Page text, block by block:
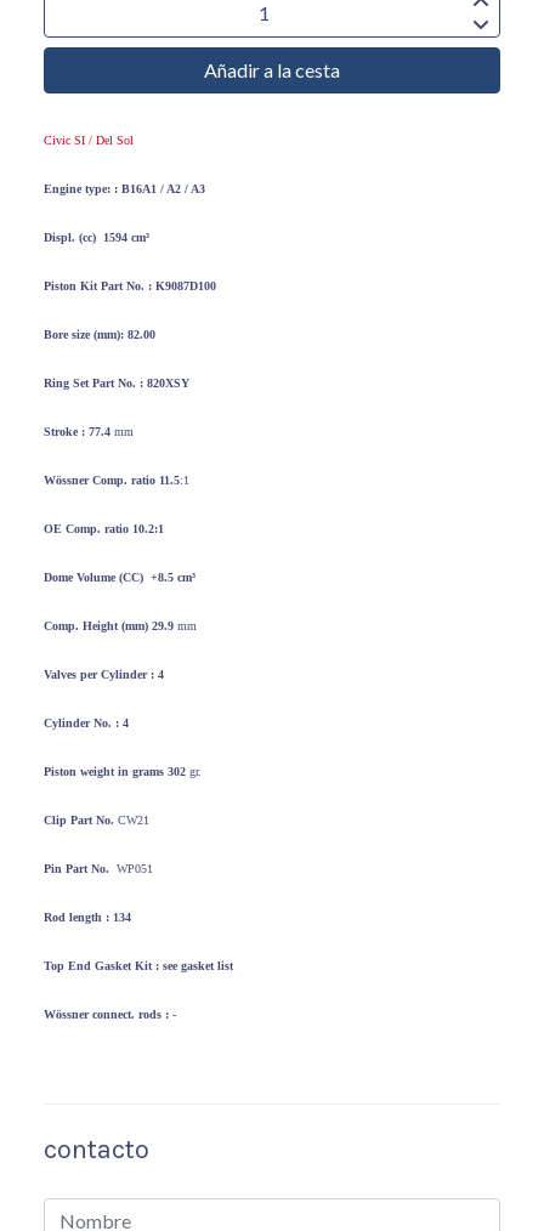
Añadir a la cesta
Civic SI / Del Sol
Engine type: : B16A1 / A2 / A3
Displ. (cc) 1594 cm³
Piston KitPart No. : K9087D100
Bore size (mm): 82.00
Ring SetPart No. : 820XSY
Stroke : 77.4 mm
WössnerComp. ratio 11.5:1
OE Comp. ratio 10.2:1
Dome Volume (CC) +8.5 cm³
Comp. Height(mm) 29.9 mm
Valves perCylinder : 4
Cylinder No. : 4
Piston weightin grams 302 gr.
Clip Part No. CW21
Pin Part No. WP051
Rod length : 134
Top End Gasket Kit : see gasket list
Wössnerconnect. rods : -
contacto